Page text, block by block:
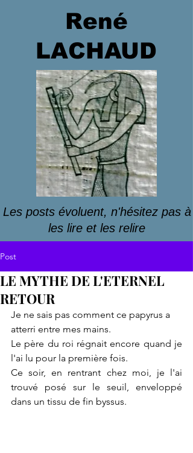
René
LACHAUD
Les posts évoluent, n'hésitez pas à
les lire et les relire
Post
LE MYTHE DE L'ETERNEL
RETOUR
Je ne sais pas comment ce papyrus a
atterri entre mes mains.
Le père du roi régnait encore quand je
l'ai lu pour la première fois.
Ce soir, en rentrant chez moi, je l'ai
trouvé posé sur le seuil, enveloppé
dans un tissu de fin byssus.